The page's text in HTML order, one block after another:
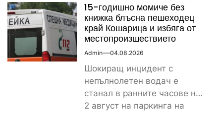
скъпотия на храната...
15-годишно момиче без
книжка блъсна пешеходец
край Кошарица и избяга от
местопроизшествието
Admin 04.08.2026
Шокиращ инцидент с
непълнолетен водач е
станал в ранните часове на
2 август на паркинга на